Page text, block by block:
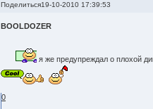
Поделиться19-10-2010 17:39:53
BOOLDOZER
я же предупреждал о плохой
0